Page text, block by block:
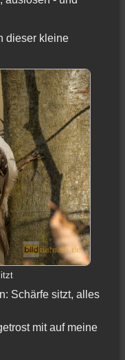
dieser kleine
Schärfe sitzt, alles
mit auf meine